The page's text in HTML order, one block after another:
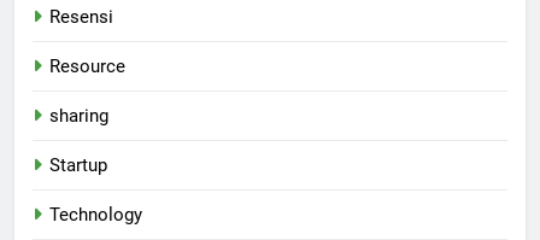
Resensi
Resource
sharing
Startup
Technology